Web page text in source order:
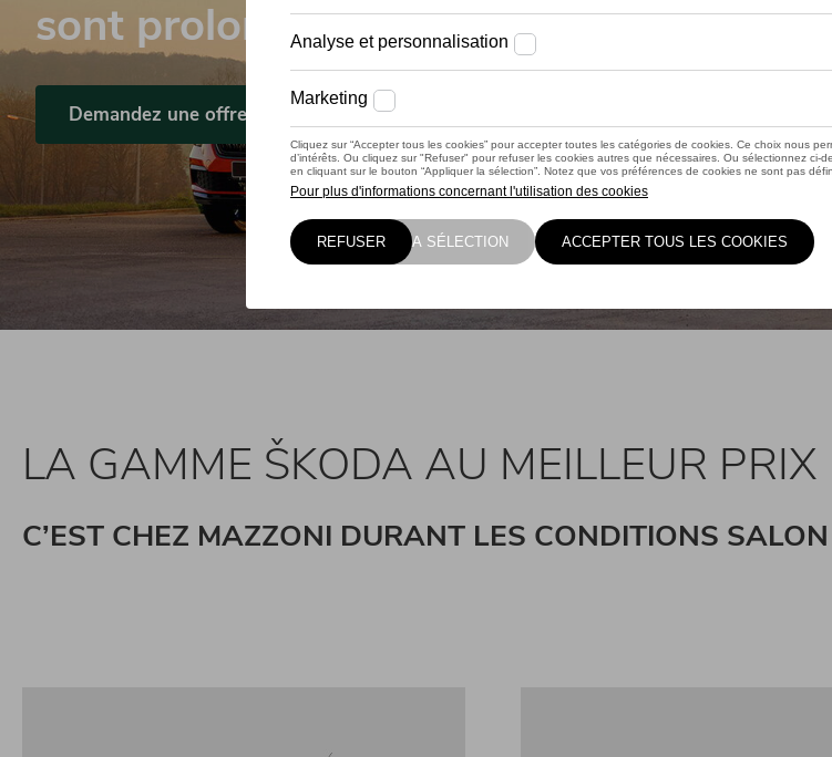
sont prolongées !
Demandez une offre ici
LA GAMME ŠKODA AU MEILLEUR PRIX
C’EST CHEZ MAZZONI DURANT LES CONDITIONS SALON